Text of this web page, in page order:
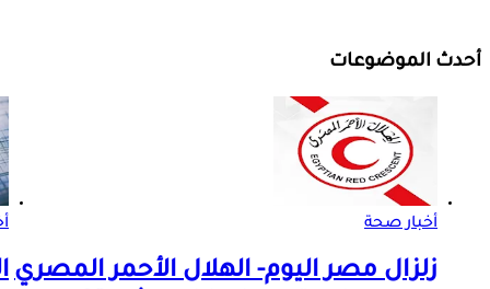
أحدث الموضوعات
أخبار صحة
زلزال مصر اليوم- الهلال الأحمر المصري